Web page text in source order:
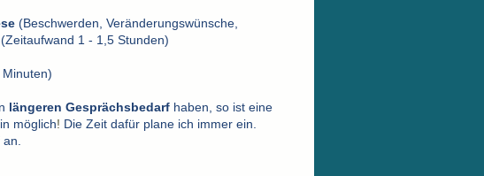
(Beschwerden, Veränderungswünsche,
(Zeitaufwand 1 - 1,5 Stunden)
längeren Gesprächsbedarfhaben, so ist eine
möglich! Die Zeit dafür plane ich immer ein.